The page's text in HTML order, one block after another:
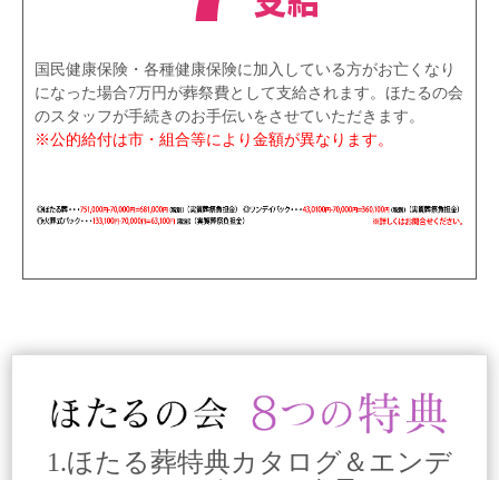
国民健康保険・各種健康保険に加入している方がお亡くなり
になった場合7万円が葬祭費として支給されます。ほたるの会
のスタッフが手続きのお手伝いをさせていただきます。
※公的給付は市・組合等により金額が異なります。
1.ほたる葬特典カタログ＆エンデ